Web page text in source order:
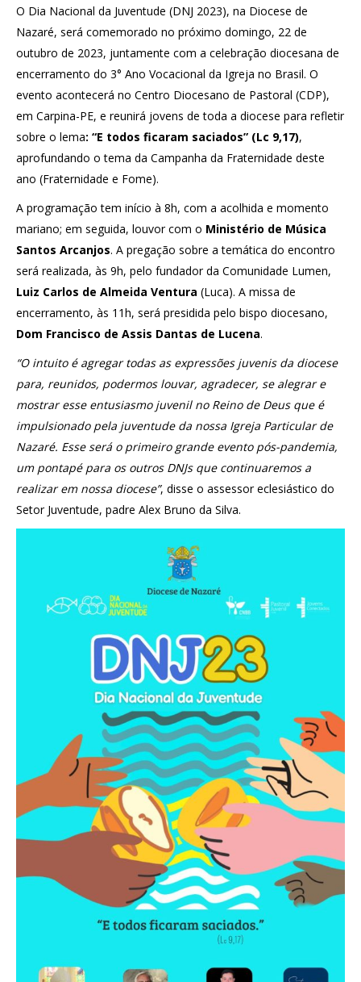
O Dia Nacional da Juventude (DNJ 2023), na Diocese de
Nazaré, será comemorado no próximo domingo, 22 de
outubro de 2023, juntamente com a celebração diocesana de
encerramento do 3° Ano Vocacional da Igreja no Brasil. O
evento acontecerá no Centro Diocesano de Pastoral (CDP),
em Carpina-PE, e reunirá jovens de toda a diocese para refletir
sobre o lema: “E todos ficaram saciados” (Lc 9,17),
aprofundando o tema da Campanha da Fraternidade deste
ano (Fraternidade e Fome).
A programação tem início à 8h, com a acolhida e momento
mariano; em seguida, louvor com o Ministério de Música
Santos Arcanjos. A pregação sobre a temática do encontro
será realizada, às 9h, pelo fundador da Comunidade Lumen,
Luiz Carlos de Almeida Ventura (Luca). A missa de
encerramento, às 11h, será presidida pelo bispo diocesano,
Dom Francisco de Assis Dantas de Lucena.
“O intuito é agregar todas as expressões juvenis da diocese
para, reunidos, podermos louvar, agradecer, se alegrar e
mostrar esse entusiasmo juvenil no Reino de Deus que é
impulsionado pela juventude da nossa Igreja Particular de
Nazaré. Esse será o primeiro grande evento pós-pandemia,
um pontapé para os outros DNJs que continuaremos a
realizar em nossa diocese”, disse o assessor eclesiástico do
Setor Juventude, padre Alex Bruno da Silva.